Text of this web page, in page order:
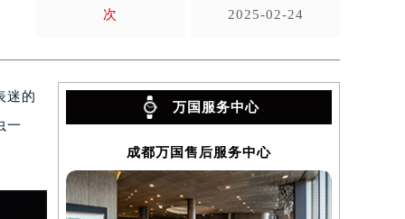
次 2025-02-24
迷的
一
万国服务中心
成都万国售后服务中心